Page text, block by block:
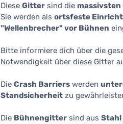
Diese Gitter sind die
Sie werden als ortsfeste
"Wellenbrecher" vor Bühnen
Bitte informiere dich über die
Notwendigkeit über diese Gitter
Die Crash Barriers werden
Standsicherheit zu
Die Bühnengitter sind aus